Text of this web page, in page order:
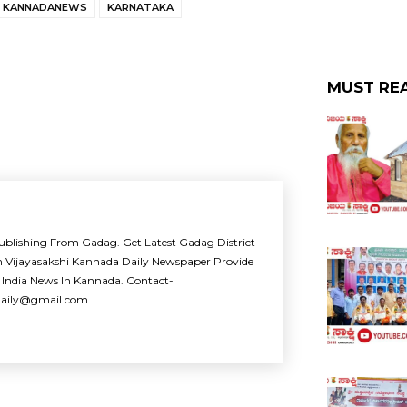
KANNADANEWS KARNATAKA
From Gadag. Get Latest Gadag District
Kannada Daily Newspaper Provide
News In Kannada. Contact-
MUST